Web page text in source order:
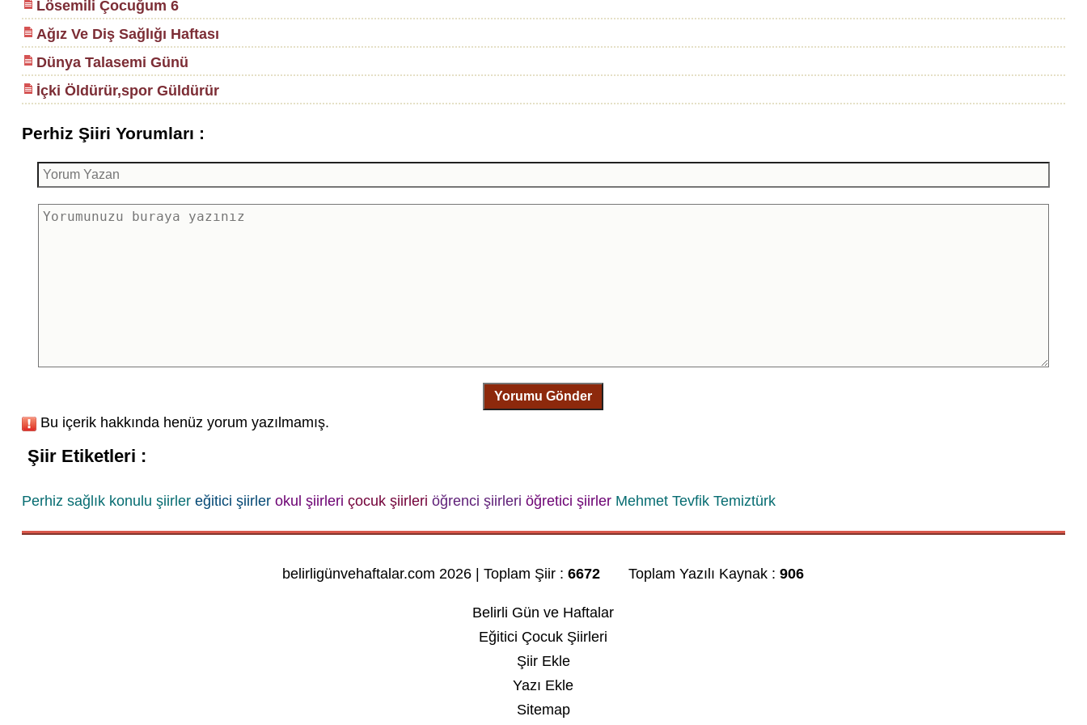
Lösemili Çocuğum 6
Ağız Ve Diş Sağlığı Haftası
Dünya Talasemi Günü
İçki Öldürür,spor Güldürür
Perhiz Şiiri Yorumları :
Yorumu Gönder
Bu içerik hakkında henüz yorum yazılmamış.
Şiir Etiketleri :
Perhiz sağlık konulu şiirler eğitici şiirler okul şiirleri çocuk şiirleri öğrenci şiirleri öğretici şiirler Mehmet Tevfik Temiztürk
belirligünvehaftalar.com 2026 | Toplam Şiir :6672 Toplam Yazılı Kaynak :906
Belirli Gün ve Haftalar
Eğitici Çocuk Şiirleri
Şiir Ekle
Yazı Ekle
Sitemap